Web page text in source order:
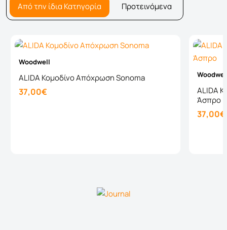
Από την ίδια Κατηγορία Προτεινόμενα
Woodwell
ALIDA Κομοδίνο Απόχρωση Sonoma
37,00€
ALIDA
Άσπρο
37,00€